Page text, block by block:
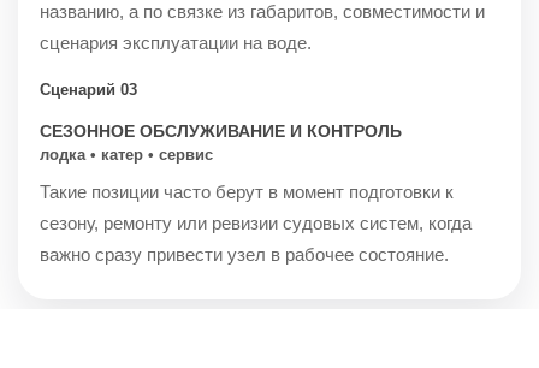
названию, а по связке из габаритов, совместимости и
сценария эксплуатации на воде.
Сценарий 03
СЕЗОННОЕ ОБСЛУЖИВАНИЕ И КОНТРОЛЬ
лодка • катер • сервис
Такие позиции часто берут в момент подготовки к
сезону, ремонту или ревизии судовых систем, когда
важно сразу привести узел в рабочее состояние.